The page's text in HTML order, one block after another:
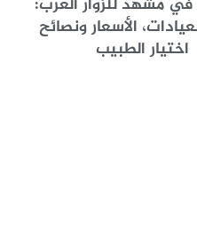
الأسعار ونصائح
اختيار الطبيب